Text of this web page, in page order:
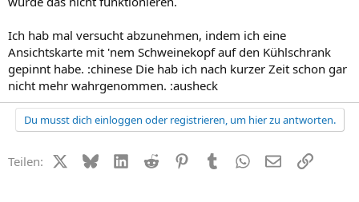
Ich hab mal versucht abzunehmen, indem ich eine
Ansichtskarte mit 'nem Schweinekopf auf den Kühlschrank
gepinnt habe. :chinese Die hab ich nach kurzer Zeit schon gar
nicht mehr wahrgenommen. :ausheck
Du musst dich einloggen oder registrieren, um hier zu antworten.
Teilen: X (Twitter)
BlueskyLinkedIn
Reddit PinterestTumblr WhatsApp
E-MailLink